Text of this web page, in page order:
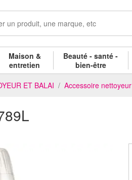
Maison &
entretien
Beauté - santé -
bien-être
ET BALAI Accessoire nettoyeur